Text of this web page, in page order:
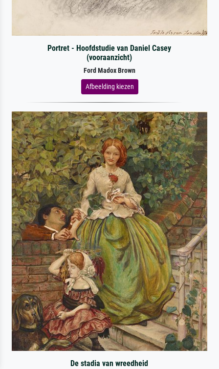
Portret - Hoofdstudie van Daniel Casey
(vooraanzicht)
Ford Madox Brown
Afbeelding kiezen
De stadia van wreedheid